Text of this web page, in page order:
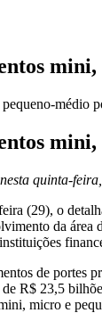
quinta-
(29), o
da
de
R$ 23,5
micro e